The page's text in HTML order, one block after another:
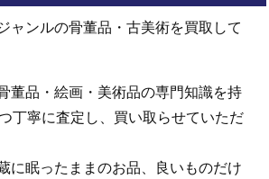
ャンルの骨董品・古美術を買取して
董品・絵画・美術品の専門知識を持
丁寧に査定し、買い取らせていただ
に眠ったままのお品、良いものだけ